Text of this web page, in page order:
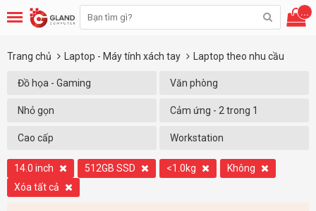
...
Trang chủ Laptop - Máy tính xách tay Laptop theo nhu cầu
Đồ họa - Gaming Văn phòng
Nhỏ gọn Cảm ứng - 2 trong 1
Cao cấp Workstation
14.0 inch 512GB SSD <1.0kg
Không
Xóa tất cả